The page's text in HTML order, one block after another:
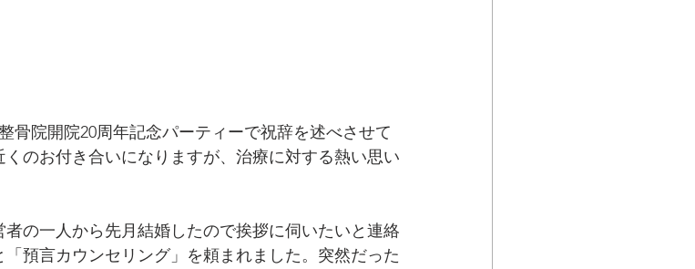
骨院開院20周年記念パーティーで祝辞を述べさせて
のお付き合いになりますが、治療に対する熱い思い
の一人から先月結婚したので挨拶に伺いたいと連絡
預言カウンセリング」を頼まれました。突然だった